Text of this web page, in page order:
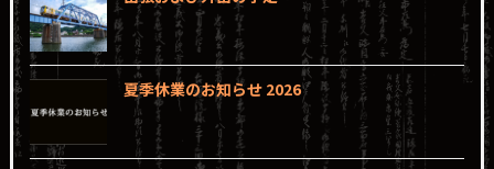
夏季休業のお知らせ 2026